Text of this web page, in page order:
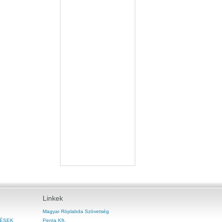
Linkek
Magyar Röplabda Szövetség
Penta Kft.